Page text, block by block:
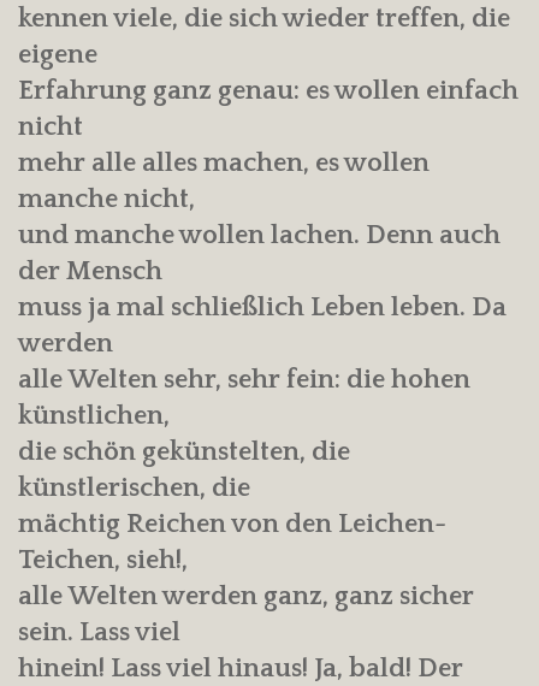
kennen viele, die sich wieder treffen, die
eigene
Erfahrung ganz genau: es wollen einfach
nicht
mehr alle alles machen, es wollen
manche nicht,
und manche wollen lachen. Denn auch
der Mensch
muss ja mal schließlich Leben leben. Da
werden
alle Welten sehr, sehr fein: die hohen
künstlichen,
die schön gekünstelten, die
künstlerischen, die
mächtig Reichen von den Leichen-
Teichen, sieh!,
alle Welten werden ganz, ganz sicher
sein. Lass viel
hinein! Lass viel hinaus! Ja, bald! Der